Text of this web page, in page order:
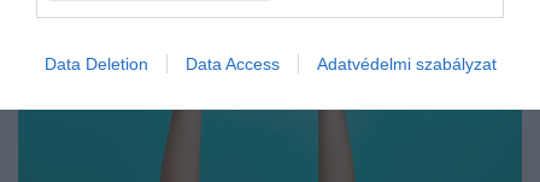
Data Deletion Data Access Adatvédelmi szabályzat